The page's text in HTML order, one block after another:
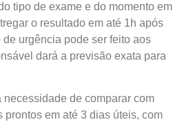
tipo de exame e do momento em
o resultado em até 1h após
urgência pode ser feito aos
dará a previsão exata para
de comparar com
em até 3 dias úteis, com